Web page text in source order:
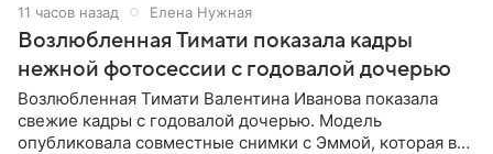
11 часов назад Елена Нужная
Возлюбленная Тимати показала кадры
нежной фотосессии с годовалой дочерью
Возлюбленная Тимати Валентина Иванова показала
свежие кадры с годовалой дочерью. Модель
опубликовала совместные снимки с Эммой, которая в